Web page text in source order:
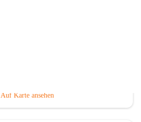
Auf Karte ansehen